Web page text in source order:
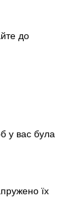
до
у вас була
їх